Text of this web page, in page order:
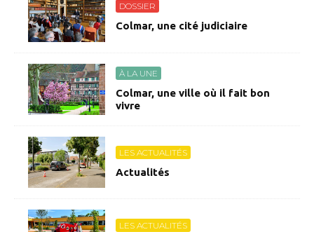
DOSSIER
Colmar, une cité judiciaire
À LA UNE
Colmar, une ville où il fait bon
vivre
LES ACTUALITÉS
Actualités
LES ACTUALITÉS